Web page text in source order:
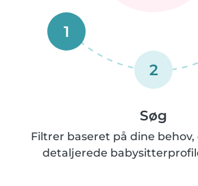
1
2
Søg
Filtrer baseret på dine
detaljerede